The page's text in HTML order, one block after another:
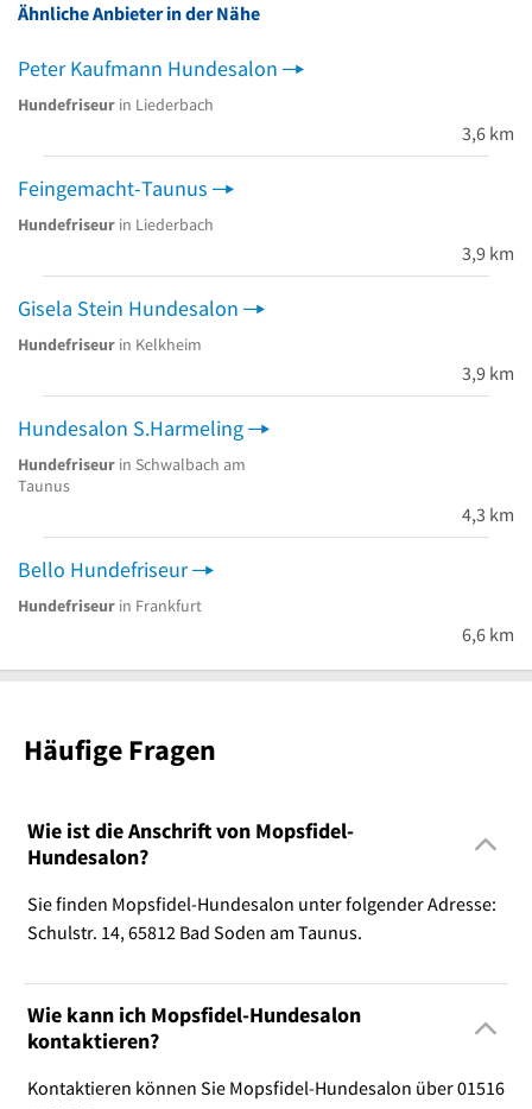
Ähnliche Anbieter in der Nähe
Peter Kaufmann Hundesalon
Hundefriseur in Liederbach
3,6 km
Feingemacht-Taunus
Hundefriseur in Liederbach
3,9 km
Gisela Stein Hundesalon
Hundefriseur in Kelkheim
3,9 km
Hundesalon S.Harmeling
Hundefriseur in Schwalbach am
Taunus
4,3 km
Bello Hundefriseur
Hundefriseur in Frankfurt
6,6 km
Häufige Fragen
Wie ist die Anschrift von Mopsfidel-
Hundesalon?
Sie finden Mopsfidel-Hundesalon unter folgender Adresse:
Schulstr. 14, 65812 Bad Soden am Taunus.
Wie kann ich Mopsfidel-Hundesalon
kontaktieren?
Kontaktieren können Sie Mopsfidel-Hundesalon über 01516